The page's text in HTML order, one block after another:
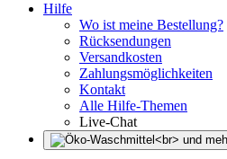
Hilfe
Wo ist meine Bestellung?
Rücksendungen
Versandkosten
Zahlungsmöglichkeiten
Kontakt
Alle Hilfe-Themen
Live-Chat